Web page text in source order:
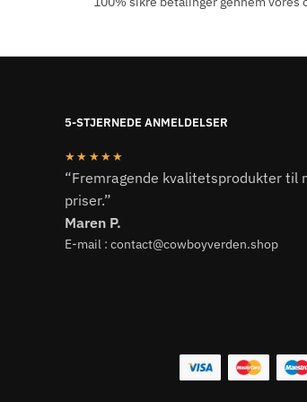
varianter.
kan
varesiden
5-STJERNEDE ANMELDELSER
★★★★★
“Fremragende kvalitetsprodukter til
priser.”
Maren P.
E-mail : contact@cowboyverden.shop